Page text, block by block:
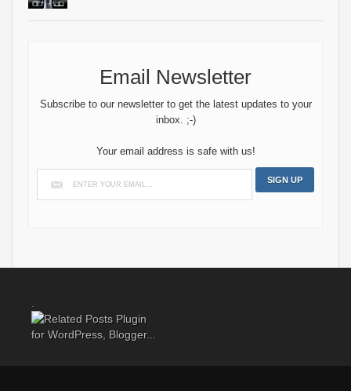
Email Newsletter
Subscribe to our newsletter to get the latest updates to your
inbox. ;-)
Your email address is safe with us!